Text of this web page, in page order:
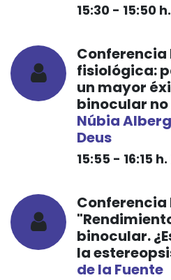
15:30 - 15:50
fisiológica:
un mayor
binocular
Núbia
Deus
15:55 - 16:15
Conferencia
binocular.
la
de la Fuente